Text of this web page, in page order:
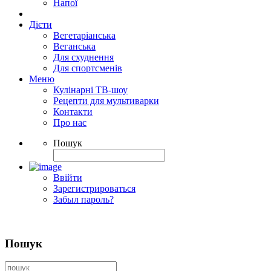
Напої
Дієти
Вегетаріанська
Веганська
Для схуднення
Для спортсменів
Меню
Кулінарні ТВ-шоу
Рецепти для мультиварки
Контакти
Про нас
Пошук
Ввійти
Зарегистрироваться
Забыл пароль?
Пошук